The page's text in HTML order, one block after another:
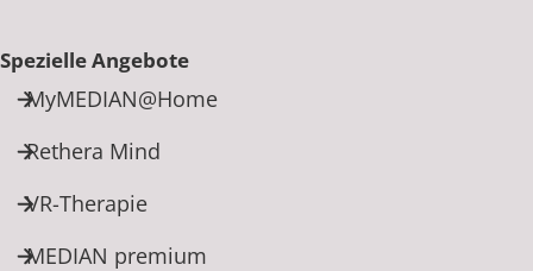
Spezielle Angebote
MyMEDIAN@Home
Rethera Mind
VR-Therapie
MEDIAN premium